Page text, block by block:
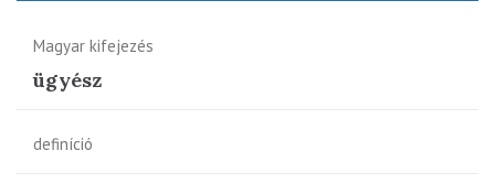
Magyar kifejezés
ügyész
definíció